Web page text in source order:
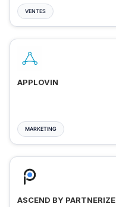
VENTES
APPLOVIN
MARKETING
ASCEND BY PARTNERIZE